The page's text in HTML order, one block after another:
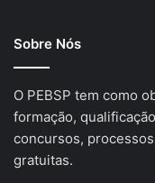
Sobre Nós
O PEBSP tem como
formação,
concursos,
gratuitas.